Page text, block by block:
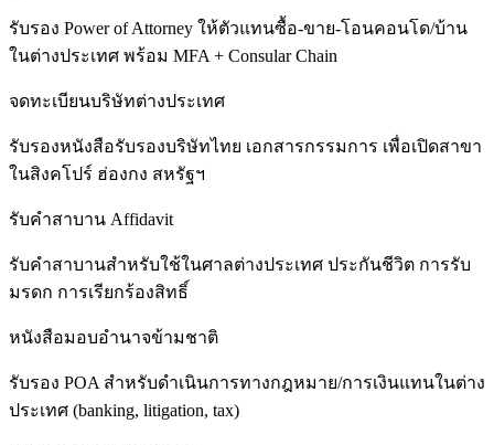
รับรอง Power of Attorney ให้ตัวแทนซื้อ-ขาย-โอนคอนโด/บ้าน
ในต่างประเทศ พร้อม MFA + Consular Chain
จดทะเบียนบริษัทต่างประเทศ
รับรองหนังสือรับรองบริษัทไทย เอกสารกรรมการ เพื่อเปิดสาขา
ในสิงคโปร์ ฮ่องกง สหรัฐฯ
รับคำสาบาน Affidavit
รับคำสาบานสำหรับใช้ในศาลต่างประเทศ ประกันชีวิต การรับ
มรดก การเรียกร้องสิทธิ์
หนังสือมอบอำนาจข้ามชาติ
รับรอง POA สำหรับดำเนินการทางกฎหมาย/การเงินแทนในต่าง
ประเทศ (banking, litigation, tax)